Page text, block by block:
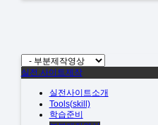
실전.사이트제작
실전사이트소개
Tools(skill)
학습준비